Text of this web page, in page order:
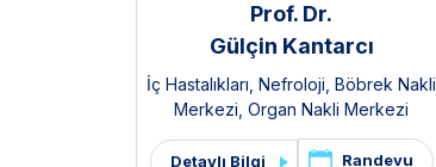
Prof. Dr.
Gülçin Kantarcı
İç Hastalıkları Nefroloji Böbrek Nakli
Merkezi Organ Nakli Merkezi
Detaylı Bilgi Randevu